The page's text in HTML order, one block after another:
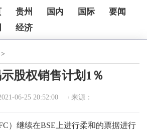
贵州 国内 国际
要闻
经济
>
股权销售计划1％
06-25 20:52:00 来源：
）继续在BSE上进行柔和的票据进行